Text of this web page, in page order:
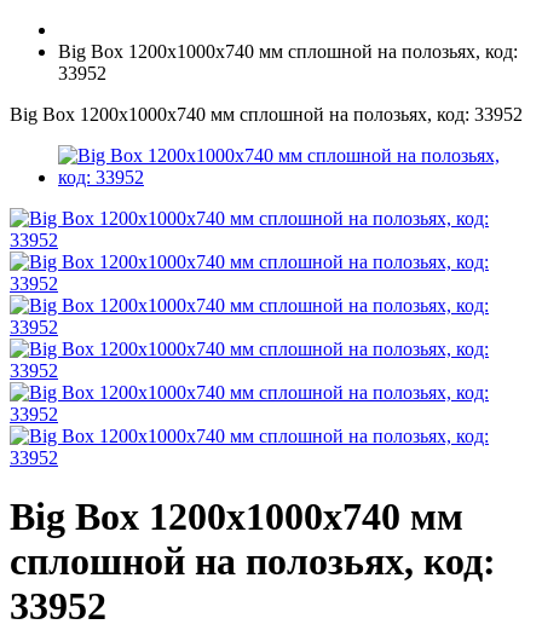
Big Box 1200х1000х740 мм сплошной на полозьях, код:
33952
Big Box 1200х1000х740 мм сплошной на полозьях, код: 33952
Big Box 1200х1000х740 мм
сплошной на полозьях, код:
33952